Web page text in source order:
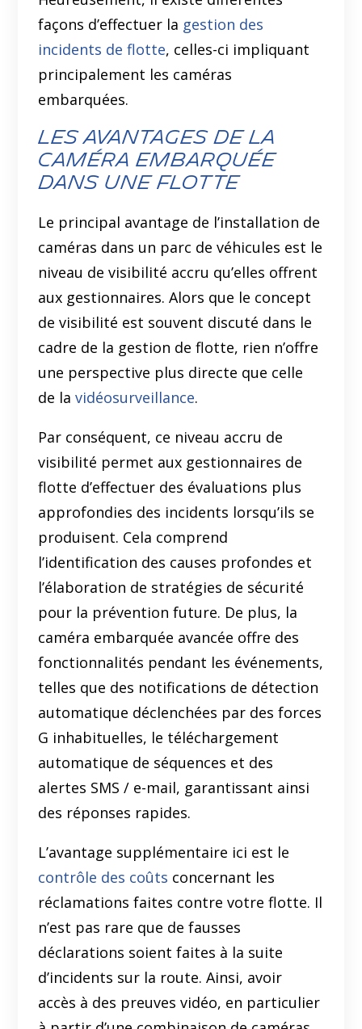
façons d’effectuer la gestion des
incidents de flotte, celles-ci impliquant
principalement les caméras
embarquées.
Les avantages de la
caméra embarquée
dans une flotte
Le principal avantage de l’installation de
caméras dans un parc de véhicules est le
niveau de visibilité accru qu’elles offrent
aux gestionnaires. Alors que le concept
de visibilité est souvent discuté dans le
cadre de la gestion de flotte, rien n’offre
une perspective plus directe que celle
de lavidéosurveillance.
Par conséquent, ce niveau accru de
visibilité permet aux gestionnaires de
flotte d’effectuer des évaluations plus
approfondies des incidents lorsqu’ils se
produisent. Cela comprend
l’identification des causes profondes et
l’élaboration de stratégies de sécurité
pour la prévention future. De plus, la
caméra embarquée avancée offre des
fonctionnalités pendant les événements,
telles que des notifications de détection
automatique déclenchées par des forces
G inhabituelles, le téléchargement
automatique de séquences et des
alertes SMS / e-mail, garantissant ainsi
des réponses rapides.
L’avantage supplémentaire ici est le
contrôle des coûts concernant les
réclamations faites contre votre flotte. Il
n’est pas rare que de fausses
déclarations soient faites à la suite
d’incidents sur la route. Ainsi, avoir
accès à des preuves vidéo, en particulier